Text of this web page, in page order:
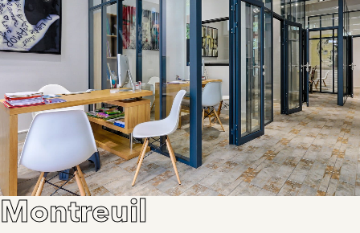
Montreuil